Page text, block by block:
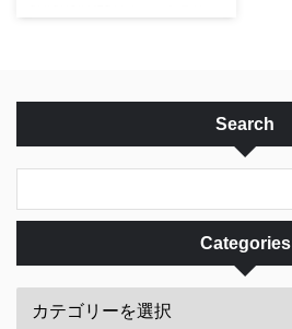
QICKSILVERから派生したレディ
でなくとも名前くらいは知ってい
で2人のサーファーによって、
Search
Categories